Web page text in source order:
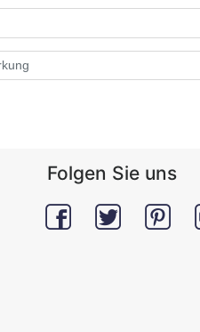
Folgen Sie uns